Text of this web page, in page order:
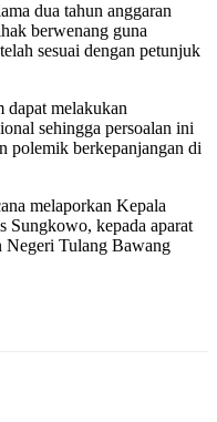
dua tahun anggaran
berwenang guna
sesuai dengan petunjuk
dapat melakukan
sehingga persoalan ini
polemik berkepanjangan di
melaporkan Kepala
kepada aparat
Negeri Tulang Bawang